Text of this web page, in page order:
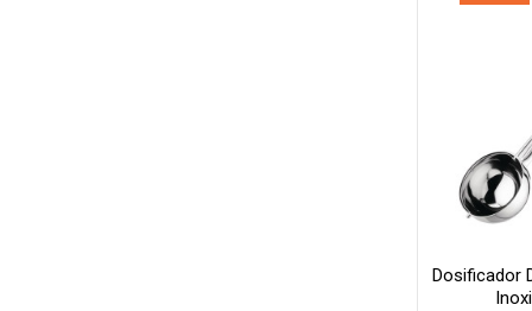
Dosificador